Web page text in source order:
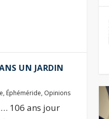
UN JARDIN
, Éphéméride, Opinions
106 ans jour